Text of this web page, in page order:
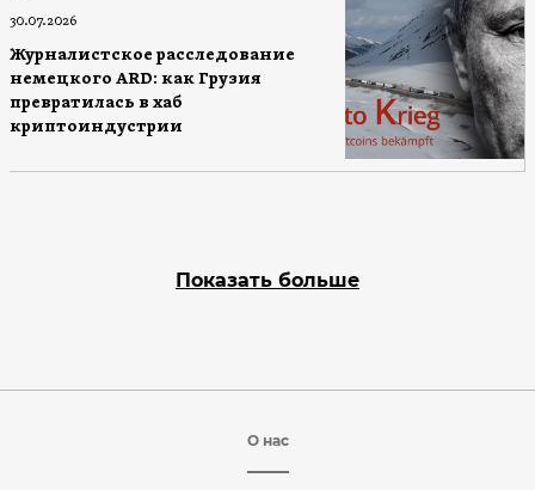
30.07.2026
Журналистское расследование
немецкого ARD: как Грузия
превратилась в хаб
криптоиндустрии
Показать больше
О нас